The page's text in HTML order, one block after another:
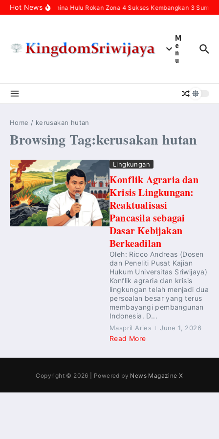
Skip to content
Hot NewsPertamina Hulu Rokan Zona 4 Sukses Kembangkan 3
M
e
n
u
Home / kerusakan hutan
Browsing Tag:kerusakan hutan
Lingkungan
Konflik Agraria dan
Krisis Lingkungan:
Reaktualisasi
Pancasila sebagai
Dasar Kebijakan
Berkeadilan
Oleh: Ricco Andreas (Dosen
dan Peneliti Pusat Kajian
Hukum Universitas Sriwijaya)
Konflik agraria dan krisis
lingkungan telah menjadi dua
persoalan besar yang terus
membayangi pembangunan
Indonesia. D...
Maspril Aries June 1, 2026
Read More
Copyright © 2026 | Powered by News Magazine X